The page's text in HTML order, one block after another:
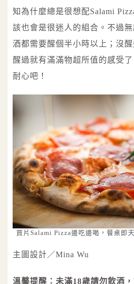
知為什麼總是很想配Salami
該也會是很迷人的組合。不過
酒都需要醒個半小時以上；沒
醒過就有滿滿物超所值的感受
耐心吧！
買片Salami Pizza邊吃邊喝，餐桌即
主圖設計／Mina Wu
溫馨提醒：未滿18歲請勿飲酒